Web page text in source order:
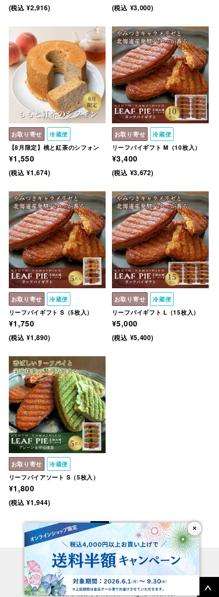
×
(税込 ¥2,916) (税込 ¥3,000)
お取り寄せ
冷蔵便
【8月限定】桃と紅茶のシフォン
¥1,550
(税込 ¥1,674)
お取り寄せ
冷蔵便
リーフパイギフト M（10枚入）
¥3,400
(税込 ¥3,672)
お取り寄せ
冷蔵便
リーフパイギフト S（5枚入）
¥1,750
(税込 ¥1,890)
お取り寄せ
冷蔵便
リーフパイギフト L（15枚入）
¥5,000
(税込 ¥5,400)
お取り寄せ
冷蔵便
リーフパイアソート S（5枚入）
¥1,800
(税込 ¥1,944)
＜ 01 02 ＞
Official Site Facebook instagram
© Patisserie Nature Shiromoto All Rights Reserved.